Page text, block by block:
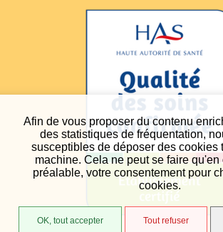
Afin de vous proposer du contenu
des statistiques de fréquentation,
susceptibles de déposer des cookies
machine. Cela ne peut se faire qu'en
préalable, votre consentement pour
cookies.
OK, tout accepter Tout refuser